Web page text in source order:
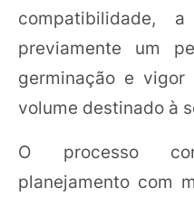
compatibilidade,
previamente um
germinação e
volume destinado à
O processo
planejamento com